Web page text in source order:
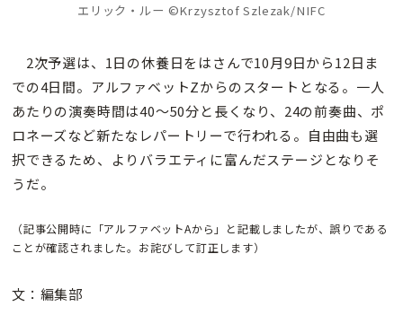
エリック・ルー ©Krzysztof Szlezak/NIFC
2次予選は、1日の休養日をはさんで10月9日から12日ま
での4日間。アルファベットZからのスタートとなる。一人
あたりの演奏時間は40～50分と長くなり、24の前奏曲、ポ
ロネーズなど新たなレパートリーで行われる。自由曲も選
択できるため、よりバラエティに富んだステージとなりそ
うだ。
（記事公開時に「アルファベットAから」と記載しましたが、誤りである
ことが確認されました。お詫びして訂正します）
文：編集部